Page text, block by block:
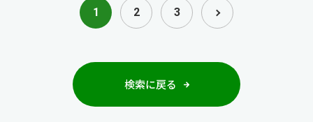
1 2 3
検索に戻る